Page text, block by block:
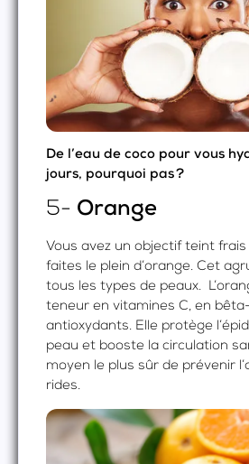
De l’eau de coco pour vous
jours, pourquoi pas ?
5- Orange
Vous avez un objectif teint
faites le plein d’orange. Cet
tous les types de peaux.
teneur en vitamines C, en
antioxydants. Elle protège
peau et booste la circulation
moyen le plus sûr de prévenir
rides.